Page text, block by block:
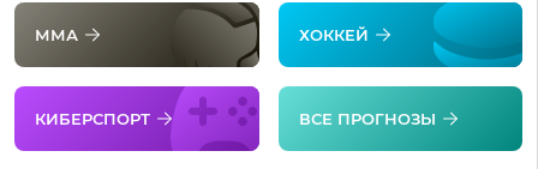
ММА ХОККЕЙ
КИБЕРСПОРТ ВСЕ ПРОГНОЗЫ